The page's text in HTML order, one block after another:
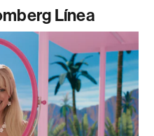
Línea